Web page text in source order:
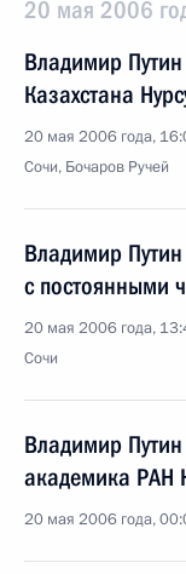
20 мая 2006
Владимир Путин
Казахстана
20 мая 2006 года,
Сочи, Бочаров Ручей
Владимир
с постоянными
20 мая 2006 года,
Сочи
Владимир Путин
академика РАН
20 мая 2006 года,